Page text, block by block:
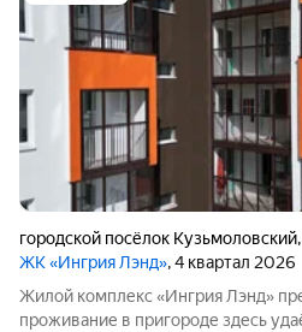
городской посёлок Кузьмоловский,
ЖК «Ингрия Лэнд», 4 квартал 2026
Жилой комплекс «Ингрия Лэнд»
проживание в пригороде здесь удаётся совместить